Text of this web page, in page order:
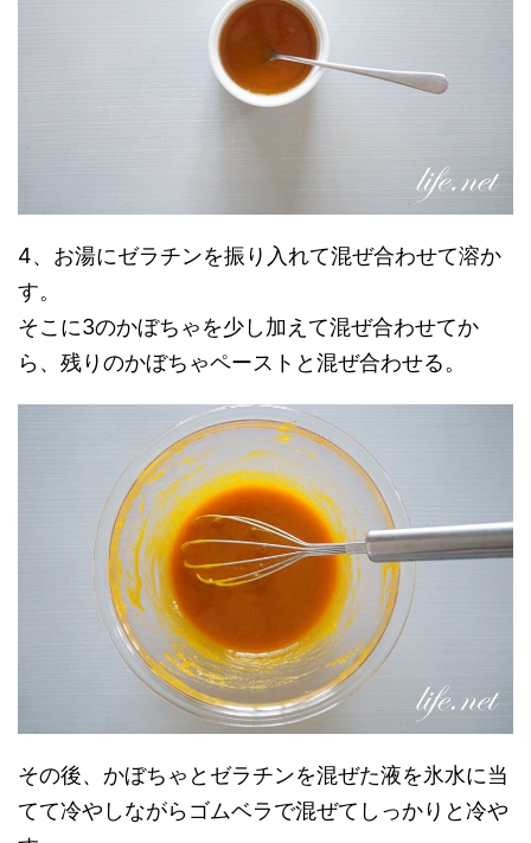
4、お湯にゼラチンを振り入れて混ぜ合わせて溶か
す。
そこに3のかぼちゃを少し加えて混ぜ合わせてか
ら、残りのかぼちゃペーストと混ぜ合わせる。
その後、かぼちゃとゼラチンを混ぜた液を氷水に当
てて冷やしながらゴムベラで混ぜてしっかりと冷や